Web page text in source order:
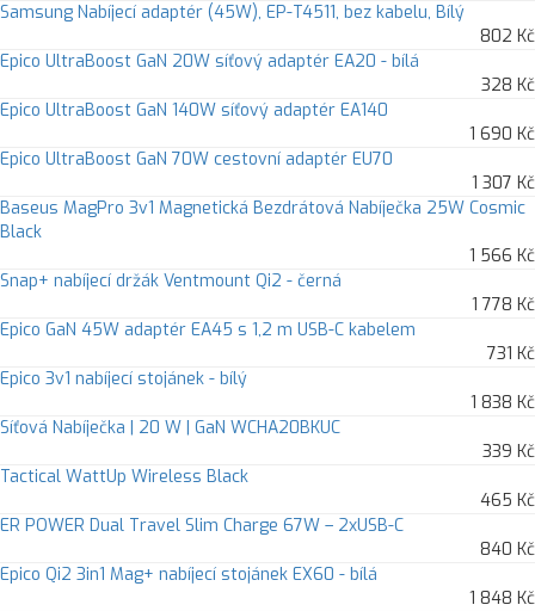
Samsung Nabíjecí adaptér (45W), EP-T4511, bez kabelu, Bílý
802 Kč
Epico UltraBoost GaN 20W síťový adaptér EA20 - bílá
328 Kč
Epico UltraBoost GaN 140W síťový adaptér EA140
1 690 Kč
Epico UltraBoost GaN 70W cestovní adaptér EU70
1 307 Kč
Baseus MagPro 3v1 Magnetická Bezdrátová Nabíječka 25W Cosmic
Black
1 566 Kč
Snap+ nabíjecí držák Ventmount Qi2 - černá
1 778 Kč
Epico GaN 45W adaptér EA45 s 1,2 m USB-C kabelem
731 Kč
Epico 3v1 nabíjecí stojánek - bílý
1 838 Kč
Síťová Nabíječka | 20 W | GaN WCHA20BKUC
339 Kč
Tactical WattUp Wireless Black
465 Kč
ER POWER Dual Travel Slim Charge 67W – 2xUSB-C
840 Kč
Epico Qi2 3in1 Mag+ nabíjecí stojánek EX60 - bílá
1 848 Kč